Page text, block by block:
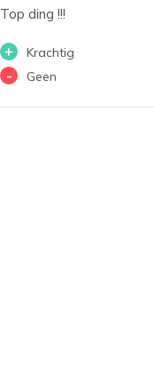
Top ding !!!
+ Krachtig
- Geen